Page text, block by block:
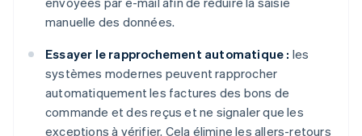
manuelle des données.
Essayer le rapprochement automatique : les
systèmes modernes peuvent rapprocher
automatiquement les factures des bons de
commande et des reçus et ne signaler que les
exceptions à vérifier. Cela élimine les allers-retours